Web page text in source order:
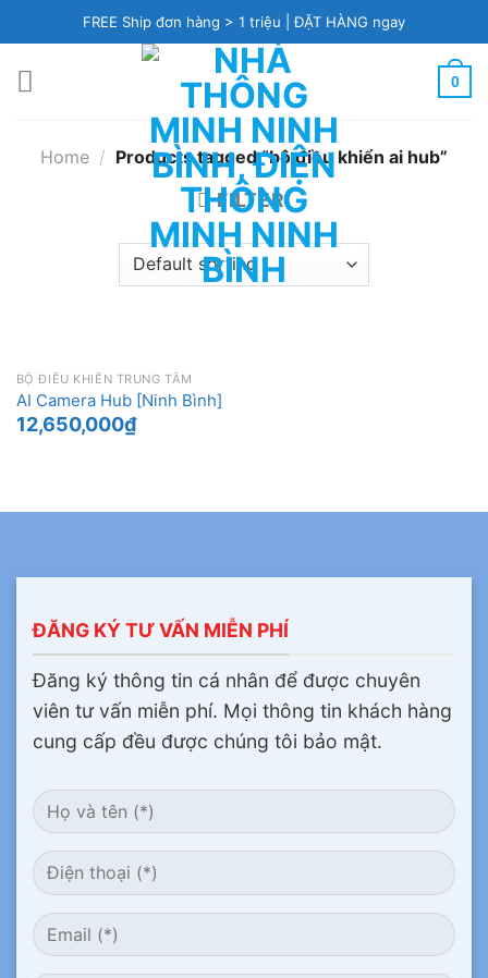
to
content
FREE Ship đơn hàng > 1 triệu |ĐẶT HÀNG ngay
0
Home / Products tagged “bộ điều khiển ai hub”
FILTER
BỘ ĐIỀU KHIỂN TRUNG TÂM
AI Camera Hub [Ninh Bình]
12,650,000₫
ĐĂNG KÝ TƯ VẤN MIỄN PHÍ
Đăng ký thông tin cá nhân để được chuyên
viên tư vấn miễn phí. Mọi thông tin khách hàng
cung cấp đều được chúng tôi bảo mật.